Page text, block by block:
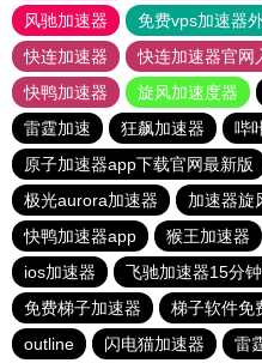
风驰加速器
免费vps加速器
快连加速器
快连加速器官网
快鸭加速器
旋风加速度器
雷霆加速
狂飙加速器
哔
原子加速器app下载官网最新版
极光aurora加速器
加速器旋
快鸭加速器app
猴王加速器
ios加速器
飞驰加速器15分
免费梯子加速器
梯子软件免
outline
闪电猫加速器 雷